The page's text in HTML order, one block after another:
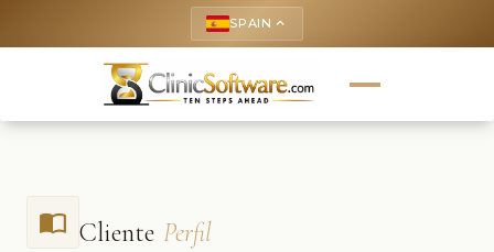
SPAIN keyboard_arrow_up
import_contacts Cliente Perfil